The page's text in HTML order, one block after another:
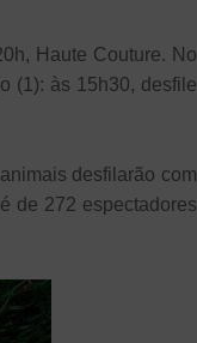
Haute Couture. No
(1): às 15h30, desfile
desfilarão com
de 272 espectadores